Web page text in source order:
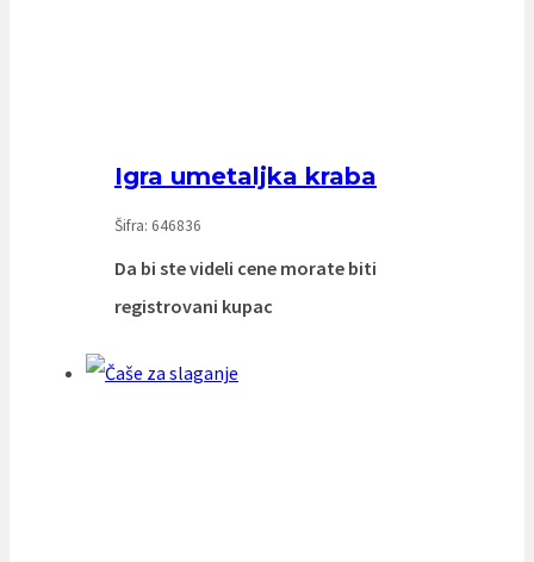
Igra umetaljka kraba
Šifra: 646836
Da bi ste videli cene morate biti
registrovani kupac